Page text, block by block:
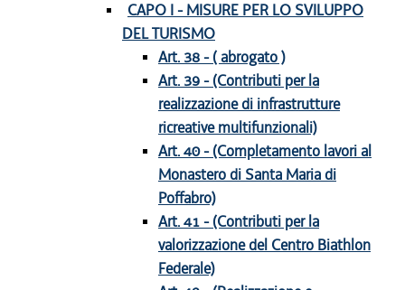
CAPO I - MISURE PER LO SVILUPPO
DEL TURISMO
Art. 38 - ( abrogato )
Art. 39 - (Contributi per la
realizzazione di infrastrutture
ricreative multifunzionali)
Art. 40 - (Completamento lavori al
Monastero di Santa Maria di
Poffabro)
Art. 41 - (Contributi per la
valorizzazione del Centro Biathlon
Federale)